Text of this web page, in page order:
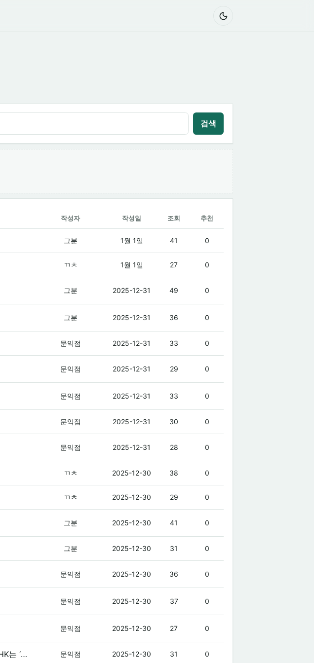
검색
작성자 작성일 조회 추천
그분 1월 1일 41 0
ㄲㅊ 1월 1일 27 0
그분 2025-12-31 49 0
그분 2025-12-31 36 0
문익점 2025-12-31 33 0
문익점 2025-12-31 29 0
문익점 2025-12-31 33 0
문익점 2025-12-31 30 0
문익점 2025-12-31 28 0
ㄲㅊ 2025-12-30 38 0
ㄲㅊ 2025-12-30 29 0
그분 2025-12-30 41 0
그분 2025-12-30 31 0
문익점 2025-12-30 36 0
문익점 2025-12-30 37 0
문익점 2025-12-30 27 0
aespa ‘버섯구름 램프’ 논란… 홍백가합전 출연 중단 요구 서명 13만 명 돌파, NHK는 ‘서명 접수’ (28)
문익점 2025-12-30 31 0